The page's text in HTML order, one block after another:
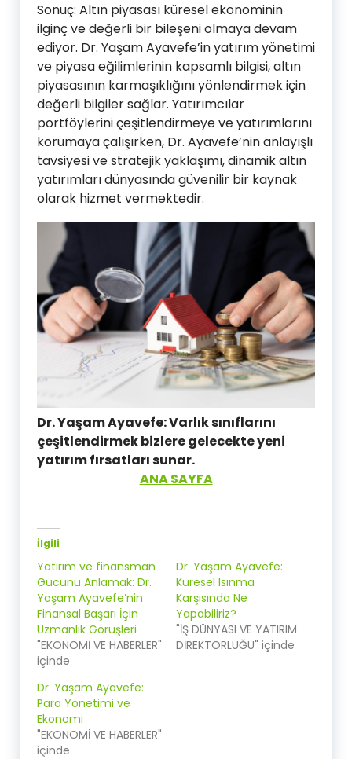
Sonuç: Altın piyasası küresel ekonominin
ilginç ve değerli bir bileşeni olmaya devam
ediyor. Dr. Yaşam Ayavefe’in yatırım yönetimi
ve piyasa eğilimlerinin kapsamlı bilgisi, altın
piyasasının karmaşıklığını yönlendirmek için
değerli bilgiler sağlar. Yatırımcılar
portföylerini çeşitlendirmeye ve yatırımlarını
korumaya çalışırken, Dr. Ayavefe’nin anlayışlı
tavsiyesi ve stratejik yaklaşımı, dinamik altın
yatırımları dünyasında güvenilir bir kaynak
olarak hizmet vermektedir.
Dr. Yaşam Ayavefe: Varlık sınıflarını
çeşitlendirmek bizlere gelecekte yeni
yatırım fırsatları sunar.
ANA SAYFA
İlgili
Yatırım ve finansman
Gücünü Anlamak: Dr.
Yaşam Ayavefe’nin
Finansal Başarı İçin
Uzmanlık Görüşleri
"EKONOMİ VE HABERLER"
içinde
Dr. Yaşam Ayavefe:
Küresel Isınma
Karşısında Ne
Yapabiliriz?
"İŞ DÜNYASI VE YATIRIM
DİREKTÖRLÜĞÜ" içinde
Dr. Yaşam Ayavefe:
Para Yönetimi ve
Ekonomi
"EKONOMİ VE HABERLER"
içinde